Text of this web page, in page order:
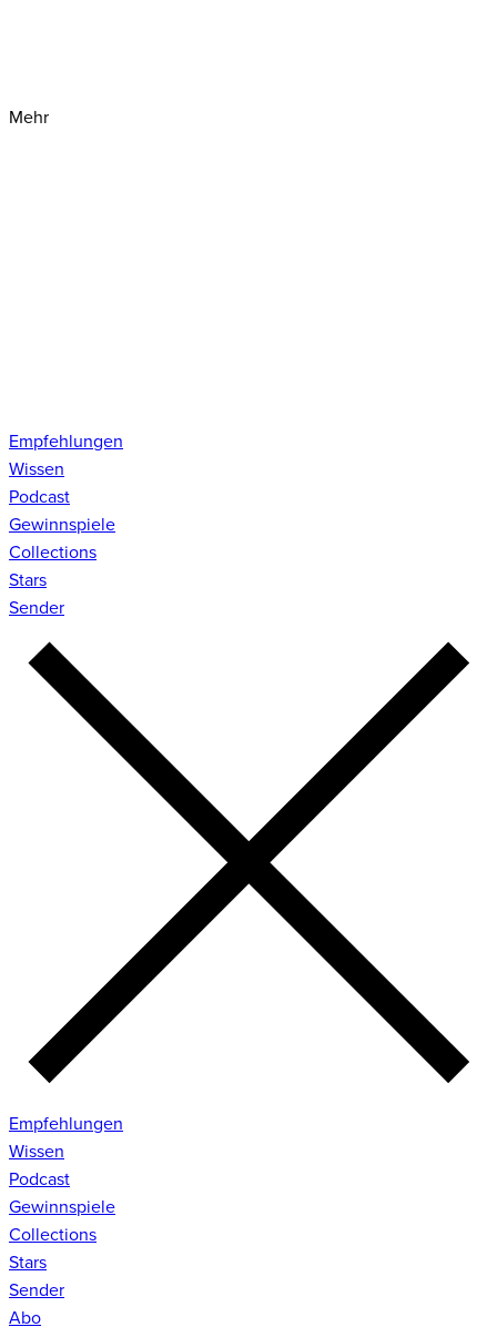
Mehr
Empfehlungen
Wissen
Podcast
Gewinnspiele
Collections
Stars
Sender
Empfehlungen
Wissen
Podcast
Gewinnspiele
Collections
Stars
Sender
Abo